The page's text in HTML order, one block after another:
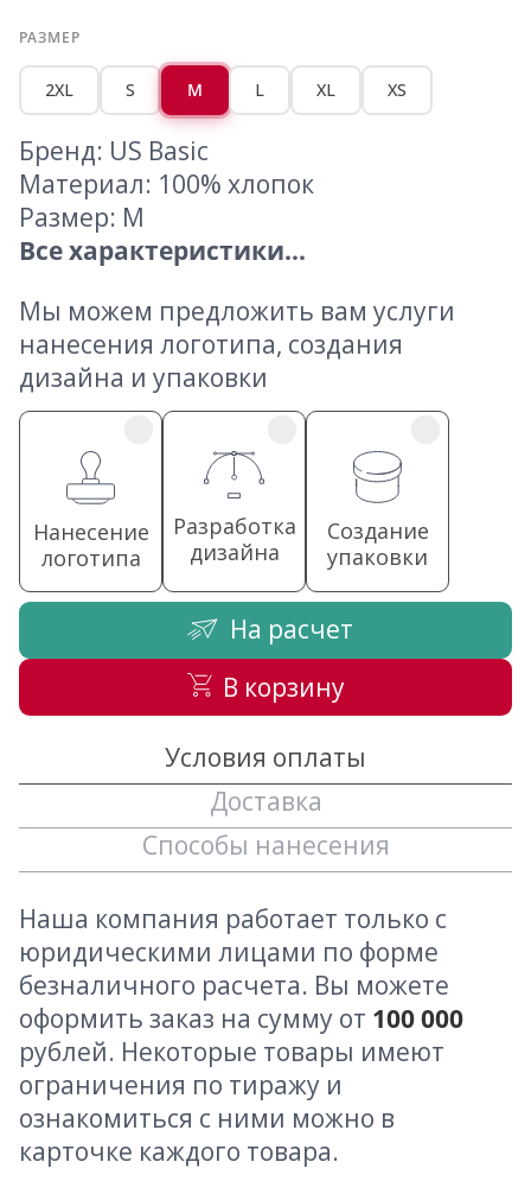
РАЗМЕР
2XL S M L XL XS
Бренд: US Basic
Материал: 100% хлопок
Размер: M
Все характеристики...
Мы можем предложить вам услуги
нанесения логотипа, создания
дизайна и упаковки
Нанесение
логотипа
Разработка
дизайна
Создание
упаковки
На расчет
В корзину
Условия оплаты
Доставка
Способы нанесения
Наша компания работает только с
юридическими лицами по форме
безналичного расчета. Вы можете
оформить заказ на сумму от 100 000
рублей. Некоторые товары имеют
ограничения по тиражу и
ознакомиться с ними можно в
карточке каждого товара.